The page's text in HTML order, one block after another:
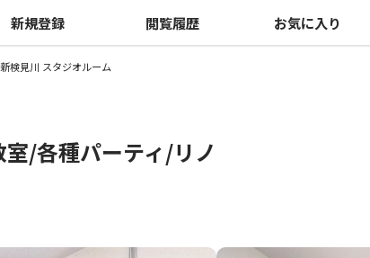
新規登録 閲覧履歴 お気に入り
検見川 スタジオルーム
/各種パーティ/リノ